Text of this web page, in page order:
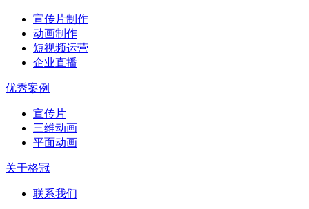
宣传片制作
动画制作
短视频运营
企业直播
优秀案例
宣传片
三维动画
平面动画
关于格冠
联系我们